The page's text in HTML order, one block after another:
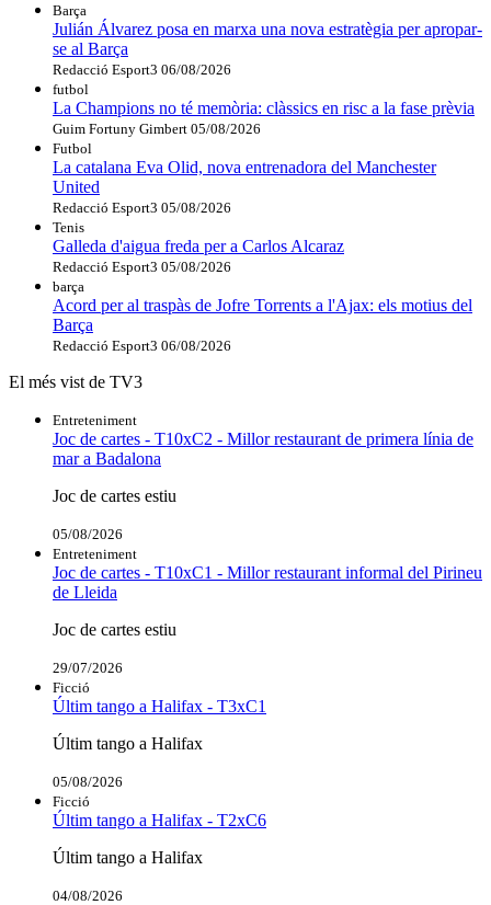
Barça
Julián Álvarez posa en marxa una nova estratègia per apropar-
se al Barça
Redacció Esport3 06/08/2026
futbol
La Champions no té memòria: clàssics en risc a la fase prèvia
Guim Fortuny Gimbert 05/08/2026
Futbol
La catalana Eva Olid, nova entrenadora del Manchester
United
Redacció Esport3 05/08/2026
Tenis
Galleda d'aigua freda per a Carlos Alcaraz
Redacció Esport3 05/08/2026
barça
Acord per al traspàs de Jofre Torrents a l'Ajax: els motius del
Barça
Redacció Esport3 06/08/2026
El més vist de TV3
Entreteniment
Joc de cartes - T10xC2 - Millor restaurant de primera línia de
mar a Badalona
Joc de cartes estiu
05/08/2026
Entreteniment
Joc de cartes - T10xC1 - Millor restaurant informal del Pirineu
de Lleida
Joc de cartes estiu
29/07/2026
Ficció
Últim tango a Halifax - T3xC1
Últim tango a Halifax
05/08/2026
Ficció
Últim tango a Halifax - T2xC6
Últim tango a Halifax
04/08/2026